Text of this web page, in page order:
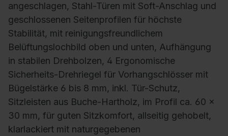
angeschlagen, Stahl-Türen mit Soft-Anschlag und
geschlossenen Seitenprofilen für höchste
Stabilität, mit reinigungsfreundlichem
Belüftungslochbild oben und unten, Aufhängung
in stabilen Drehbolzen, 4 Ergonomische
Sicherheits-Drehriegel für Vorhangschlösser mit
Bügelstärke 6 bis 8 mm, inkl. Tür-Schutz,
Sitzleisten aus Buche-Hartholz, im Profil ca. 60 x
30 mm, für guten Sitzkomfort, allseitig gehobelt,
klarlackiert mit naturgegebenen